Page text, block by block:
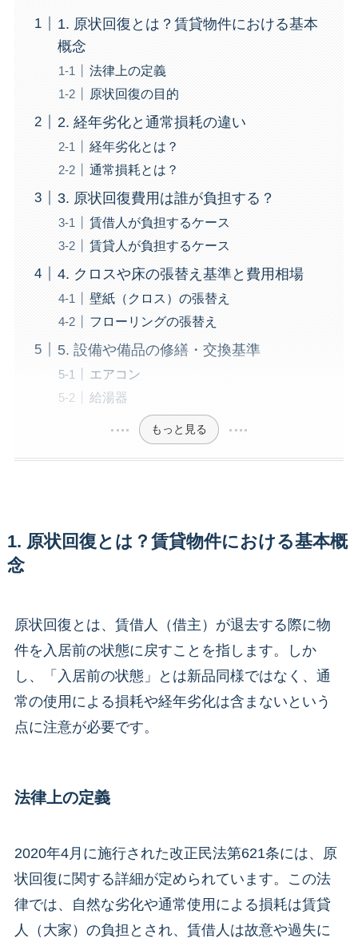
1. 原状回復とは？賃貸物件における基本
概念
法律上の定義
原状回復の目的
2. 経年劣化と通常損耗の違い
経年劣化とは？
通常損耗とは？
3. 原状回復費用は誰が負担する？
賃借人が負担するケース
賃貸人が負担するケース
4. クロスや床の張替え基準と費用相場
壁紙（クロス）の張替え
フローリングの張替え
5. 設備や備品の修繕・交換基準
エアコン
給湯器
もっと見る
1. 原状回復とは？賃貸物件における基本概
念
原状回復とは、賃借人（借主）が退去する際に物
件を入居前の状態に戻すことを指します。しか
し、「入居前の状態」とは新品同様ではなく、通
常の使用による損耗や経年劣化は含まないという
点に注意が必要です。
法律上の定義
2020年4月に施行された改正民法第621条には、原
状回復に関する詳細が定められています。この法
律では、自然な劣化や通常使用による損耗は賃貸
人（大家）の負担とされ、賃借人は故意や過失に